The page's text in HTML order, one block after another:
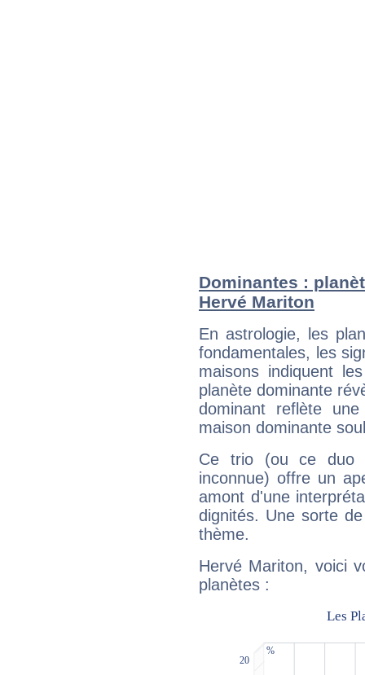
Dominantes :
Hervé Mariton
En astrologie, les
fondamentales, les
maisons indiquent
planète dominante
dominant reflète
maison dominante
Ce trio (ou ce duo
inconnue) offre un
amont d'une
dignités. Une sorte
thème.
Hervé Mariton, voici
planètes :